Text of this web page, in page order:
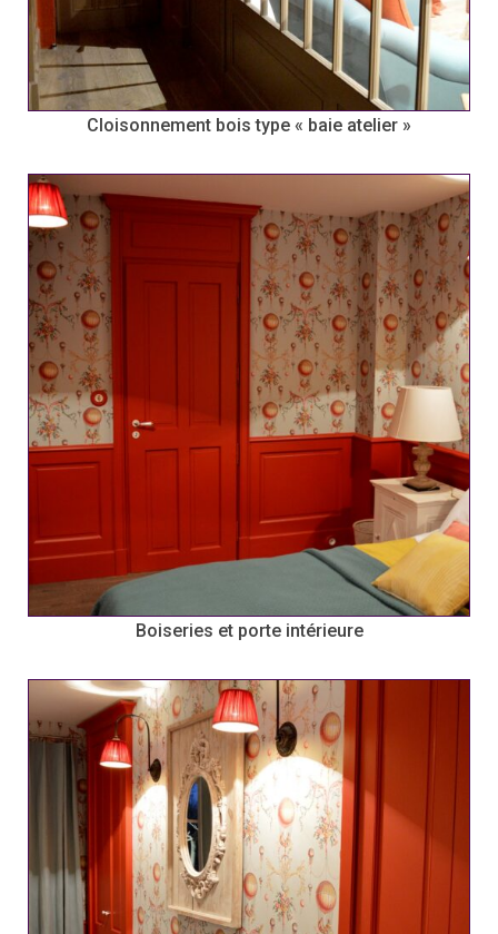
Cloisonnement bois type « baie atelier »
Boiseries et porte intérieure